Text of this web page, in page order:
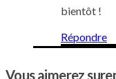
bientôt !
Répondre
Vous aimerez